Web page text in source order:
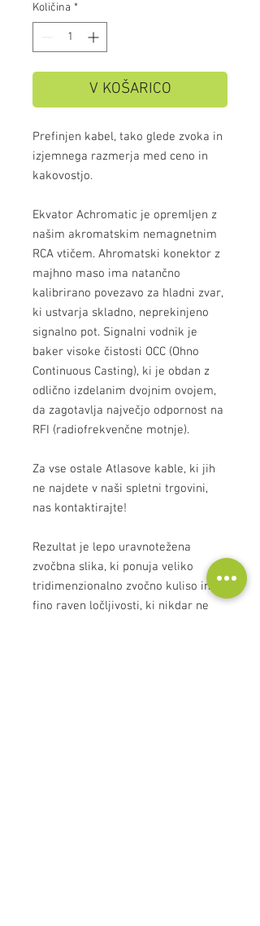
Količina *
V KOŠARICO
Prefinjen kabel, tako glede zvoka in
izjemnega razmerja med ceno in
kakovostjo.
Ekvator Achromatic je opremljen z
našim akromatskim nemagnetnim
RCA vtičem. Ahromatski konektor z
majhno maso ima natančno
kalibrirano povezavo za hladni zvar,
ki ustvarja skladno, neprekinjeno
signalno pot. Signalni vodnik je
baker visoke čistosti OCC (Ohno
Continuous Casting), ki je obdan z
odlično izdelanim dvojnim ovojem,
da zagotavlja največjo odpornost na
RFI (radiofrekvenčne motnje).
Za vse ostale Atlasove kable, ki jih
ne najdete v naši spletni trgovini,
nas kontaktirajte!
Rezultat je lepo uravnotežena
zvočbna slika, ki ponuja veliko
tridimenzionalno zvočno kuliso in
fino raven ločljivosti, ki nikdar ne